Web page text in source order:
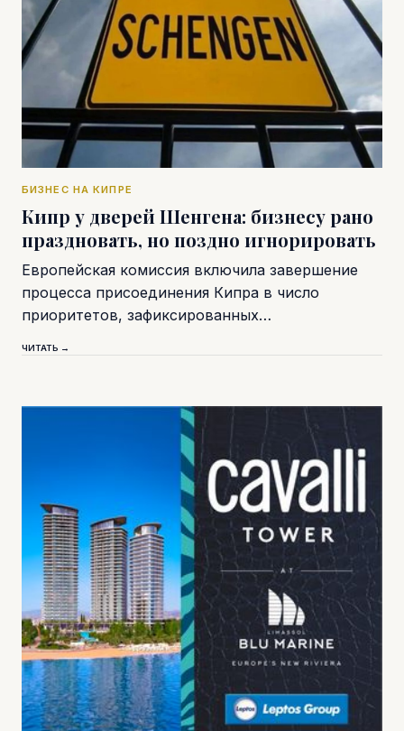
БИЗНЕС НА КИПРЕ
Кипр у дверей Шенгена: бизнесу рано
праздновать, но поздно игнорировать
Европейская комиссия включила завершение
процесса присоединения Кипра в число
приоритетов, зафиксированных…
ЧИТАТЬ →